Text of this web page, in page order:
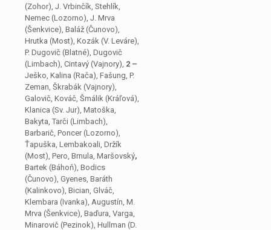
(Zohor), J. Vrbinčík, Stehlík,
Nemec (Lozorno), J. Mrva
(Šenkvice), Baláž (Čunovo),
Hrutka (Most), Kozák (V. Leváre),
P. Dugovič (Blatné), Dugovič
(Limbach), Cintavý (Vajnory), 2 –
Ješko, Kalina (Rača), Fašung, P.
Zeman, Škrabák (Vajnory),
Galovič, Kováč, Šmálik (Kráľová),
Klanica (Sv. Jur), Matoška,
Bakyta, Tarči (Limbach),
Barbarič, Poncer (Lozorno),
Ťapuška, Lembakoali, Držík
(Most), Pero, Brnula, Maršovský,
Bartek (Báhoň), Bodics
(Čunovo), Gyenes, Baráth
(Kalinkovo), Bician, Glváč,
Klembara (Ivanka), Augustín, M.
Mrva (Šenkvice), Baďura, Varga,
Minarovič (Pezinok), Hullman (D.